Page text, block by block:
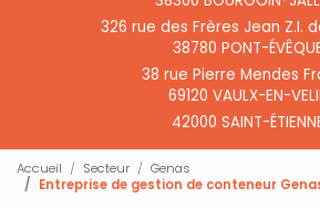
326 rue des Frères Jean Z.I.
38780 PONT-
38 rue Pierre Mendes
69120 VAULX-EN-
42000 SAINT-
Accueil Secteur
Genas
Entreprise de gestion de conteneur